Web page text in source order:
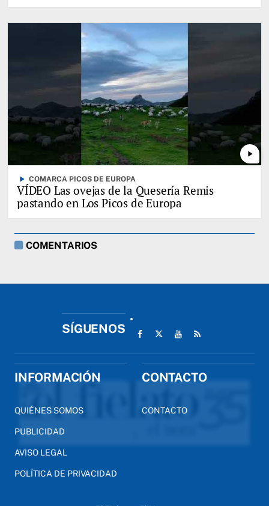
play_arrow
play_arrow COMARCA PICOS DE EUROPA
VÍDEO Las ovejas de la Quesería Remis
pastando en Los Picos de Europa
COMENTARIOS
SÍGUENOS
INFORMACIÓN
QUIÉNES SOMOS
PUBLICIDAD
AVISO LEGAL
POLÍTICA DE PRIVACIDAD
CONTACTO
CONTACTO